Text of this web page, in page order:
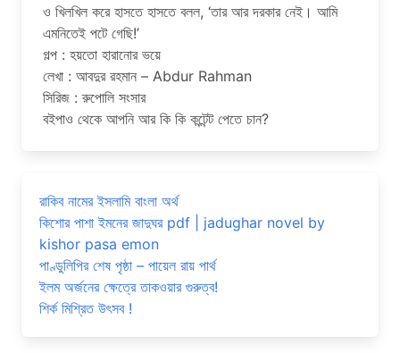
ও খিলখিল করে হাসতে হাসতে বলল, ‘তার আর দরকার নেই। আমি
এমনিতেই পটে গেছি!’
গল্প : হয়তো হারানোর ভয়ে
লেখা : আবদুর রহমান – Abdur Rahman
সিরিজ : রুপোলি সংসার
বইপাও থেকে আপনি আর কি কি কন্টেন্ট পেতে চান?
রাকিব নামের ইসলামি বাংলা অর্থ
কিশোর পাশা ইমনের জাদুঘর pdf | jadughar novel by
kishor pasa emon
পাণ্ডুলিপির শেষ পৃষ্ঠা – পায়েল রায় পার্থ
ইলম অর্জনের ক্ষেত্রে তাকওয়ার গুরুত্ব!
শির্ক মিশ্রিত উৎসব !